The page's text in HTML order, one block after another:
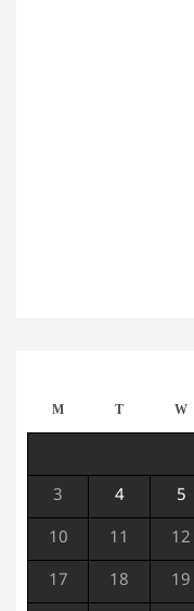
M T W
3 4 5
10 11 12
17 18 19